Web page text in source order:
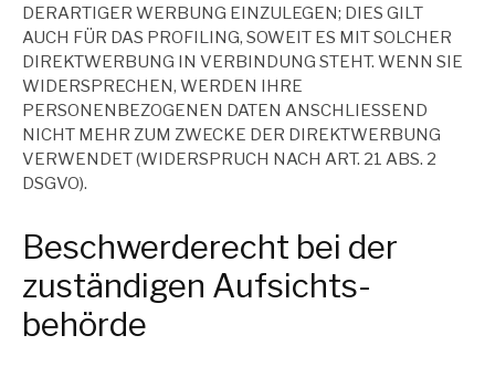
DERARTIGER WERBUNG EINZULEGEN; DIES GILT
AUCH FÜR DAS PROFILING, SOWEIT ES MIT SOLCHER
DIREKTWERBUNG IN VERBINDUNG STEHT. WENN SIE
WIDERSPRECHEN, WERDEN IHRE
PERSONENBEZOGENEN DATEN ANSCHLIESSEND
NICHT MEHR ZUM ZWECKE DER DIREKTWERBUNG
VERWENDET (WIDERSPRUCH NACH ART. 21 ABS. 2
DSGVO).
Beschwerde­recht bei der
zuständigen Aufsichts­
behörde